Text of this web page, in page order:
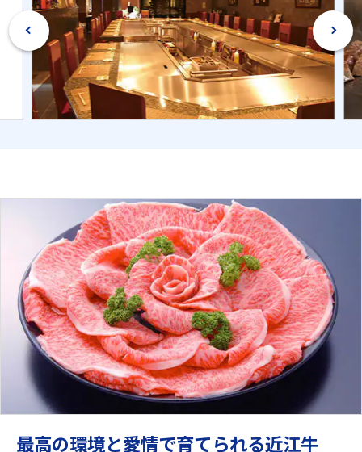
最高の環境と愛情で育てられる近江牛